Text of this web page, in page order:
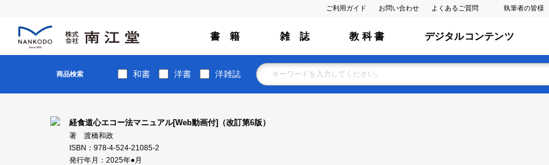
ご利用ガイド お問い合わせ よくあるご質問 執筆者の皆様
書 籍 雑 誌 教 科 書 デジタルコンテンツ
商品検索 和書 洋書 洋雑誌
経食道心エコー法マニュアル[Web動画付]（改訂第6版）
著 渡橋和政
ISBN：978-4-524-21085-2
発行年月：2025年●月